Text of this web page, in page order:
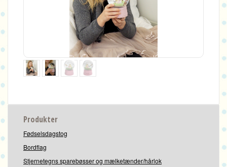
Produkter
Fødselsdagstog
Bordflag
Stjernetegns sparebøsser og mælketænder/hårlok